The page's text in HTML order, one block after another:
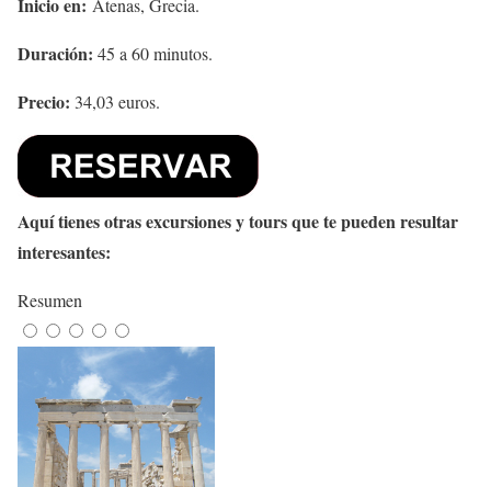
Atenas, Grecia.
Duración: 45 a 60 minutos.
Precio: 34,03 euros.
Aquí tienes otras excursiones y tours que te pueden resultar
interesantes:
Resumen